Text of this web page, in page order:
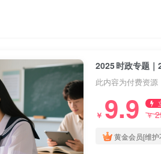
此内容为付费资
￥ 9.9 ￥
黄金会员[维